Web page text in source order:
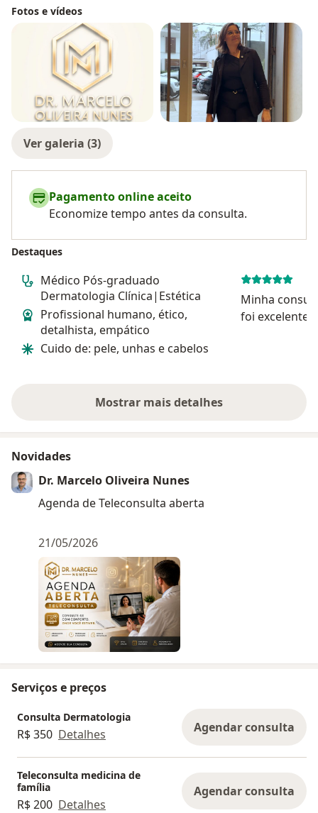
Fotos e vídeos
Ver galeria (3)
Pagamento online aceito
Economize tempo antes da consulta.
Destaques
Médico Pós-graduado
Dermatologia Clínica|Estética
Profissional humano, ético,
detalhista, empático
Cuido de: pele, unhas e cabelos
Minha
foi excelente.
Mostrar mais detalhes
sobre a experiência
Novidades
Dr. Marcelo Oliveira Nunes
Agenda de Teleconsulta aberta
21/05/2026
Serviços e preços
Consulta Dermatologia
R$ 350 Detalhes Agendar consulta
Teleconsulta medicina de
família
R$ 200 Detalhes
Agendar consulta